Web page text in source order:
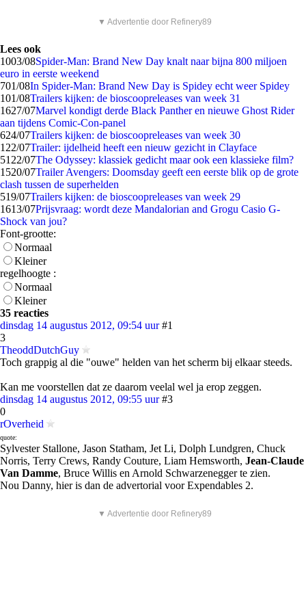
▼ Advertentie door Refinery89
Lees ook
1003/08Spider-Man: Brand New Day knalt naar bijna 800 miljoen
euro in eerste weekend
701/08In Spider-Man: Brand New Day is Spidey echt weer Spidey
101/08Trailers kijken: de bioscoopreleases van week 31
1627/07Marvel kondigt derde Black Panther en nieuwe Ghost Rider
aan tijdens Comic-Con-panel
624/07Trailers kijken: de bioscoopreleases van week 30
1 22/07Trailer: ijdelheid heeft een nieuw gezicht in Clayface
51 22/07The Odyssey: klassiek gedicht maar ook een klassieke film?
1520/07Trailer Avengers: Doomsday geeft een eerste blik op de grote
clash tussen de superhelden
519/07Trailers kijken: de bioscoopreleases van week 29
1613/07Prijsvraag: wordt deze Mandalorian and Grogu Casio G-
Shock van jou?
Font-grootte:
Normaal
Kleiner
regelhoogte :
Normaal
Kleiner
35 reacties
dinsdag 14 augustus 2012, 09:54 uur #1
3
TheoddDutchGuy
Toch grappig al die "ouwe" helden van het scherm bij elkaar steeds.
Kan me voorstellen dat ze daarom veelal wel ja erop zeggen.
dinsdag 14 augustus 2012, 09:55 uur #3
0
rOverheid
quote:
Sylvester Stallone, Jason Statham, Jet Li, Dolph Lundgren, Chuck
Norris, Terry Crews, Randy Couture, Liam Hemsworth, Jean-Claude
Van Damme, Bruce Willis en Arnold Schwarzenegger te zien.
Nou Danny, hier is dan de advertorial voor Expendables 2.
▼ Advertentie door Refinery89